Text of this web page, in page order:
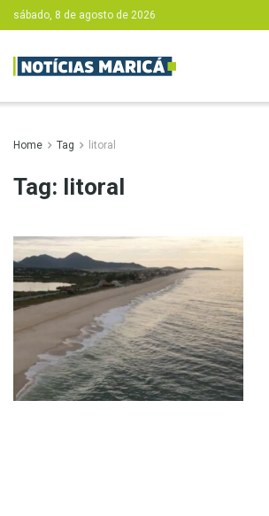
sábado, 8 de agosto de 2026
Home Tag litoral
Tag: litoral